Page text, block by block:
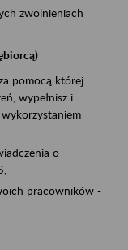
zwolnieniach
pomocą której
wypełnisz i
o
pracowników -